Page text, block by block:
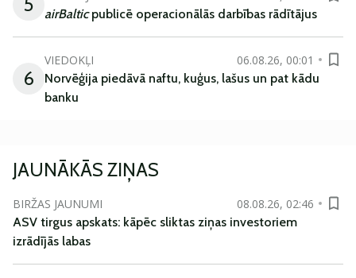
airBalticpublicē operacionālās darbības rādītājus
6
VIEDOKĻI
06.08.26, 00:01
Norvēģija piedāvā naftu, kuģus, lašus un pat kādu
banku
JAUNĀKĀS ZIŅAS
BIRŽAS JAUNUMI
08.08.26, 02:46
ASV tirgus apskats: kāpēc sliktas ziņas investoriem
izrādījās labas